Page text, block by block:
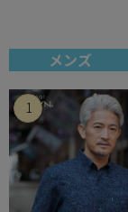
メンズ